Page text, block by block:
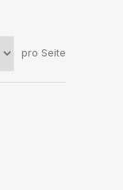
pro Seite